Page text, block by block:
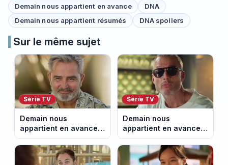
Demain nous appartient en avance
DNA
Demain nous appartient résumés
DNA spoilers
Sur le même sujet
Série TV
Demain nous
appartient en avance:
Alex révèle son lourd
secret. Episode du 7
août 2026.
Série TV
Demain nous
appartient en avance:
la vérité éclate sur
Lucas. Episode du 6
août 2026.